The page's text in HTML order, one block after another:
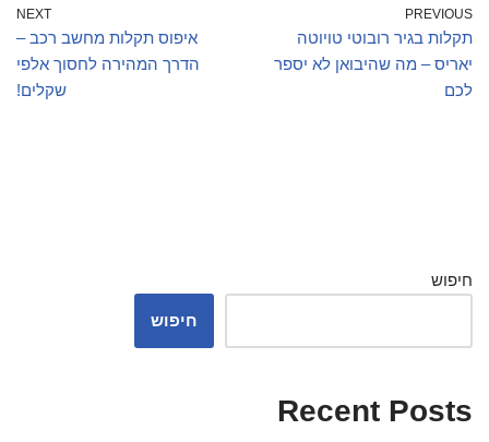
PREVIOUS
תקלות בגיר רובוטי טויוטה
יאריס – מה שהיבואן לא יספר
לכם
NEXT
איפוס תקלות מחשב רכב –
הדרך המהירה לחסוך אלפי
שקלים!
חיפוש
חיפוש
Recent Posts